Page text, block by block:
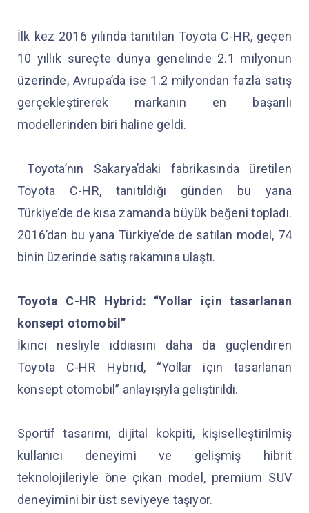
İlk kez 2016 yılında tanıtılan Toyota C-HR, geçen
10 yıllık süreçte dünya genelinde 2.1 milyonun
üzerinde, Avrupa’da ise 1.2 milyondan fazla satış
gerçekleştirerek markanın en başarılı
modellerinden biri haline geldi.
Toyota’nın Sakarya’daki fabrikasında üretilen
Toyota C-HR, tanıtıldığı günden bu yana
Türkiye’de de kısa zamanda büyük beğeni topladı.
2016’dan bu yana Türkiye’de de satılan model, 74
binin üzerinde satış rakamına ulaştı.
Toyota C-HR Hybrid: “Yollar için tasarlanan
konsept otomobil”
İkinci nesliyle iddiasını daha da güçlendiren
Toyota C-HR Hybrid, “Yollar için tasarlanan
konsept otomobil” anlayışıyla geliştirildi.
Sportif tasarımı, dijital kokpiti, kişiselleştirilmiş
kullanıcı deneyimi ve gelişmiş hibrit
teknolojileriyle öne çıkan model, premium SUV
deneyimini bir üst seviyeye taşıyor.